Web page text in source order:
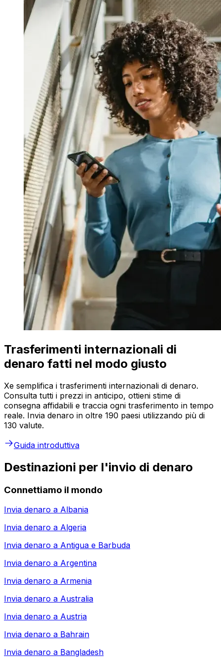
Trasferimenti internazionali di
denaro fatti nel modo giusto
Xe semplifica i trasferimenti internazionali di denaro.
Consulta tutti i prezzi in anticipo, ottieni stime di
consegna affidabili e traccia ogni trasferimento in tempo
reale. Invia denaro in oltre 190 paesi utilizzando più di
130 valute.
Guida introduttiva
Destinazioni per l'invio di denaro
Connettiamo il mondo
Invia denaro a Albania
Invia denaro a Algeria
Invia denaro a Antigua e Barbuda
Invia denaro a Argentina
Invia denaro a Armenia
Invia denaro a Australia
Invia denaro a Austria
Invia denaro a Bahrain
Invia denaro a Bangladesh